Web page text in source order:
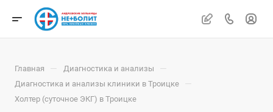
Главная — Диагностика и анализы —
Диагностика и анализы клиники в Троицке —
Холтер (суточное ЭКГ) в Троицке